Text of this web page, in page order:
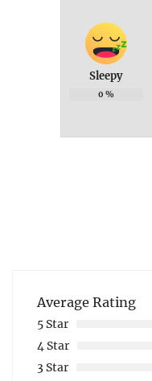
Sleepy
0 %
Average Rating
5 Star
4 Star
3 Star